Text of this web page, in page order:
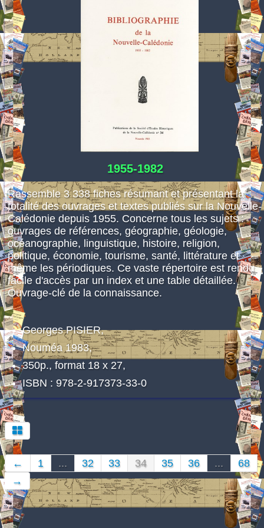
Espace réservé
1955-1982
Rassemble 3 338 fiches résumant et présentant la
totalité des ouvrages et textes publiés sur la Nouvelle-
Calédonie depuis 1955. Concerne tous les sujets :
ouvrages de références, géographie, géologie,
océanographie, linguistique, histoire, religion,
politique, économie, tourisme, santé, littérature et
même les périodiques. Ce vaste répertoire est rendu
facile d'accès par un index et une table détaillée.
Ouvrage-clé de la connaissance.
Georges PISIER,
Nouméa 1983,
350p., format 18 x 27,
ISBN : 978-2-917373-33-0
← 1 ... 32 33 34 35 36 ...
68
→